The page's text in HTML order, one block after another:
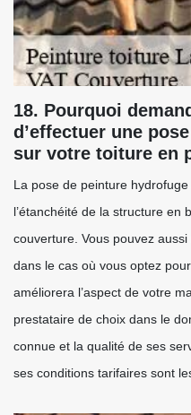
18. Pourquoi
d’effectuer une
sur votre toiture en
La pose de peinture
l’étanchéité de la structure en
couverture. Vous pouvez
dans le cas où vous optez
améliorera l’aspect de votre
prestataire de choix dans le
connue et la qualité de ses
ses conditions tarifaires sont